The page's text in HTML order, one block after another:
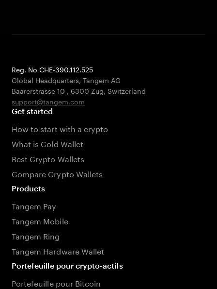
Reg. No CHE-390.112.525
Global Headquarters, Tangem AG
Baarerstrasse 10 , 6300 Zug, Switzerland
support@tangem.com
Get started
How to start with a crypto
What is Cold Wallet
Best Crypto Wallets
Compare Crypto Wallets
Products
Tangem Pay
Tangem Mobile
Tangem Ring
Tangem Hardware Wallet
Portefeuille pour crypto-actifs
Portefeuille pour Bitcoin